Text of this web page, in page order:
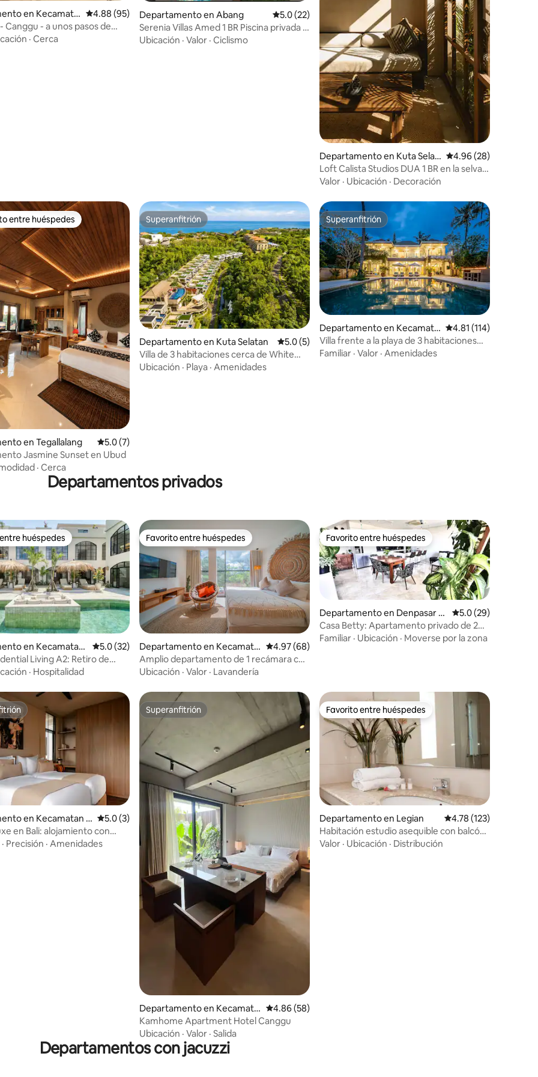
de 5; 19 evaluaciones
en Kecamata
Calificación promedio: 4.88 de 5; 95 evaluaciones
4.88 (95)
Canggu - a unos pasos de
· Cerca
Departamento en Abang Calificación promedio: 5.0 de 5; 22 evaluaciones
5.0 (22)
Serenia Villas Amed 1 BR Piscina privada y
cocina
Ubicación · Valor · Ciclismo
Departamento en Kuta Selat
an
Calificación
4.96 (28)
Loft Calista Studios DUA 1 BR en la selva
de Uluwatu
Valor · Ubicación · Decoración
5.0 de 5; 7 evaluaciones
en Favorito entre huéspedes
entre huéspedes
en Tegallalang Calificación promedio: 5.0 de 5; 7 evaluaciones
5.0 (7)
Jasmine Sunset en Ubud
· Cerca
Superanfitrión
Superanfitrión
Departamento en Kuta Selatan Calificación promedio: 5.0 de 5; 5 evaluaciones
5.0 (5)
Villa de 3 habitaciones cerca de White
Beach: piscina privada con vistas
Ubicación · Playa · Amenidades
Superanfitrión
Superanfitrión
Departamento en Kecamata
n Manggis
Calificación promedio:
4.81 (114)
Villa frente a la playa de 3 habitaciones
con alberca privada en Black Pearl
Familiar · Valor · Amenidades
Departamentos privados
de 5; 218 evaluaciones
huéspedes
huéspedes
en Kecamatan
Calificación promedio: 5.0 de 5; 32 evaluaciones
5.0 (32)
Living A2: Retiro de
de 1 dormitorio
· Hospitalidad
Favorito entre huéspedes
Favorito entre huéspedes
Departamento en Kecamata
n Kuta Utara
Calificación promedio: 4.97 de 5; 68 evaluaciones
4.97 (68)
Amplio departamento de 1 recámara con
cocina
Ubicación · Valor · Lavandería
Favorito entre huéspedes
Favorito entre huéspedes
Departamento en Denpasar B
arat
Calificación
5.0 (29)
Casa Betty: Apartamento privado de 2
dormitorios en el segundo piso
Familiar · Ubicación · Moverse por la zona
5.0 de 5; 7 evaluaciones
en Kecamatan K Calificación promedio: 5.0 de 5; 3 evaluaciones
5.0 (3)
en Bali: alojamiento con
centro de Canggu
· Precisión · Amenidades
Superanfitrión
Superanfitrión
Departamento en Kecamata
n Kuta Utara
Calificación promedio: 4.86 de 5; 58 evaluaciones
4.86 (58)
Kamhome Apartment Hotel Canggu
Ubicación · Valor · Salida
Favorito entre huéspedes
Favorito entre huéspedes
Departamento en Legian Calificación promedio:
4.78 (123)
Habitación estudio asequible con balcón
en Kuta (308)
Valor · Ubicación · Distribución
Departamentos con jacuzzi